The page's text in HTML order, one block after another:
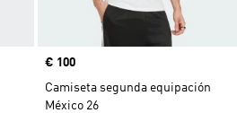
Precio
€ 100
Camiseta segunda equipación
México 26